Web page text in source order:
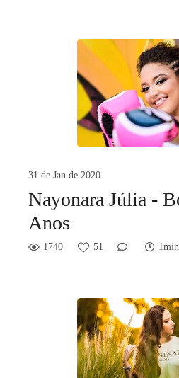
31 de Jan de 2020
Nayonara Júlia -
Anos
1740 51